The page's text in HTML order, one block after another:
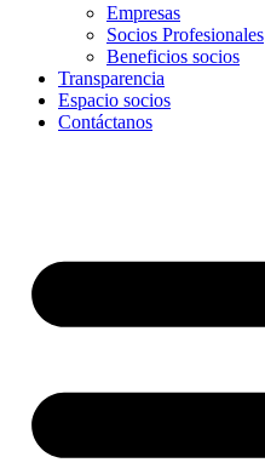
Empresas
Socios Profesionales
Beneficios socios
Transparencia
Espacio socios
Contáctanos